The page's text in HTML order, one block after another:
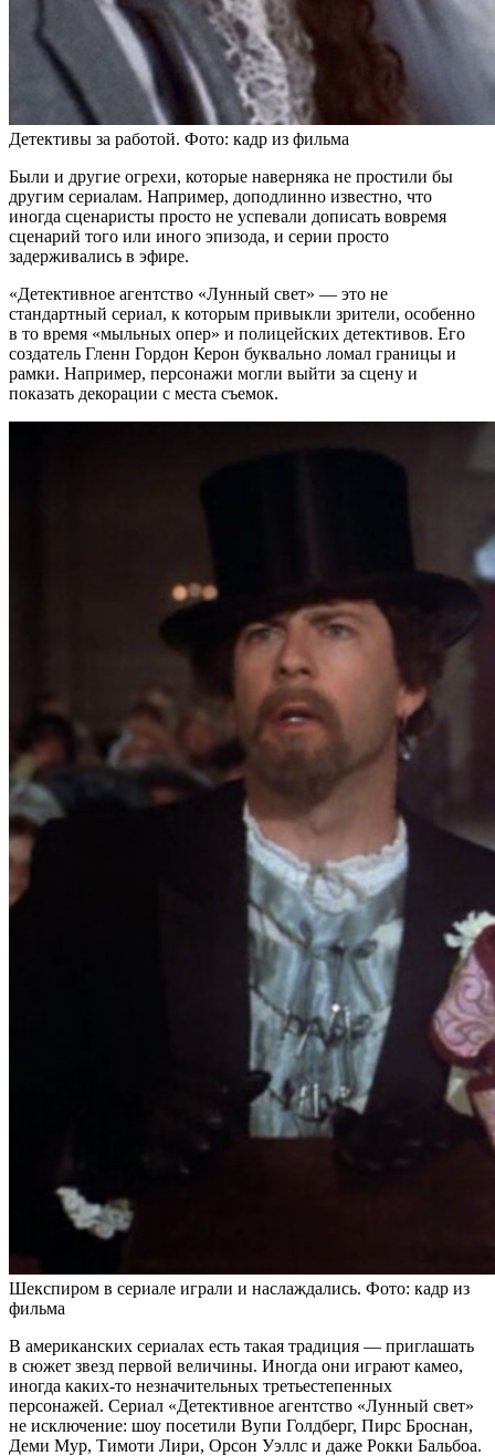
Детективы за работой. Фото: кадр из фильма
Были и другие огрехи, которые наверняка не простили бы
другим сериалам. Например, доподлинно известно, что
иногда сценаристы просто не успевали дописать вовремя
сценарий того или иного эпизода, и серии просто
задерживались в эфире.
«Детективное агентство «Лунный свет» — это не
стандартный сериал, к которым привыкли зрители, особенно
в то время «мыльных опер» и полицейских детективов. Его
создатель Гленн Гордон Керон буквально ломал границы и
рамки. Например, персонажи могли выйти за сцену и
показать декорации с места съемок.
Шекспиром в сериале играли и наслаждались. Фото: кадр из
фильма
В американских сериалах есть такая традиция — приглашать
в сюжет звезд первой величины. Иногда они играют камео,
иногда каких-то незначительных третьестепенных
персонажей. Сериал «Детективное агентство «Лунный свет»
не исключение: шоу посетили Вупи Голдберг, Пирс Броснан,
Деми Мур, Тимоти Лири, Орсон Уэллс и даже Рокки Бальбоа.